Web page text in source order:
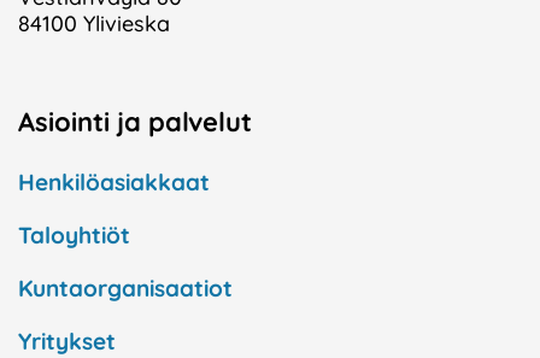
84100 Ylivieska
Asiointi ja palvelut
Henkilöasiakkaat
Taloyhtiöt
Kuntaorganisaatiot
Yritykset